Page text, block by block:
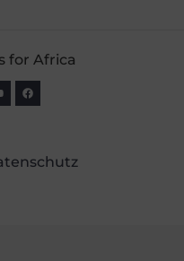
for Africa